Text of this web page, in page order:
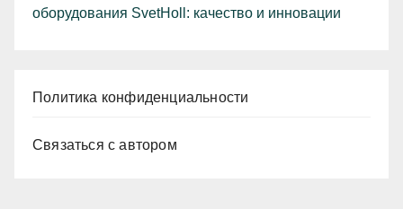
оборудования SvetHoll: качество и инновации
Политика конфиденциальности
Связаться с автором